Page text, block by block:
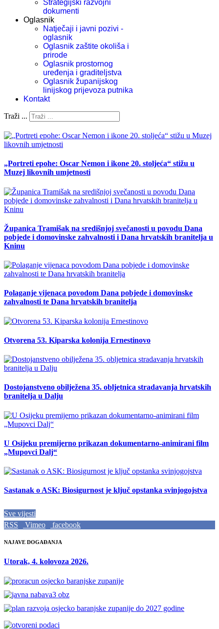
Strategijski razvojni
dokumenti
Oglasnik
Natječaji i javni pozivi -
oglasnik
Oglasnik zaštite okoliša i
prirode
Oglasnik prostornog
uređenja i graditeljstva
Oglasnik županijskog
linijskog prijevoza putnika
Kontakt
Traži ...
„Portreti epohe: Oscar Nemon i ikone 20. stoljeća“ stižu u
Muzej likovnih umjetnosti
Županica Tramišak na središnjoj svečanosti u povodu Dana
pobjede i domovinske zahvalnosti i Dana hrvatskih branitelja u
Kninu
Polaganje vijenaca povodom Dana pobjede i domovinske
zahvalnosti te Dana hrvatskih branitelja
Otvorena 53. Kiparska kolonija Ernestinovo
Dostojanstveno obilježena 35. obljetnica stradavanja hrvatskih
branitelja u Dalju
U Osijeku premijerno prikazan dokumentarno-animirani film
„Mupovci Dalj“
Sastanak o ASK: Biosigurnost je ključ opstanka svinjogojstva
Sve vijesti
RSS
Vimeo facebook
NAJAVE DOGAĐANJA
Utorak, 4. kolovoza 2026.